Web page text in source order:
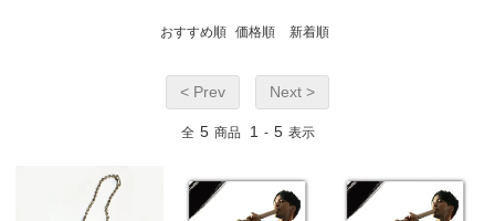
おすすめ順 価格順 新着順
< Prev Next >
全 5 商品 1 - 5 表示